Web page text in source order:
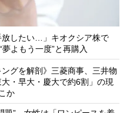
放したい…」キオクシア株で
よもう一度”と再購入
グを解剖》三菱商事、三井物
・早大・慶大で約6割」の現
か